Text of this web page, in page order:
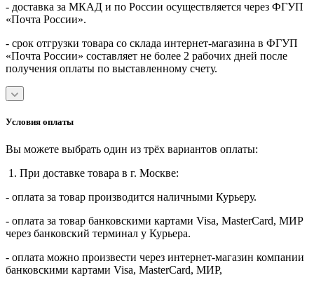
- доставка за МКАД и по России осуществляется через ФГУП
«Почта России».
- срок отгрузки товара со склада интернет-магазина в ФГУП
«Почта России» составляет не более 2 рабочих дней после
получения оплаты по выставленному счету.
Условия оплаты
Вы можете выбрать один из трёх вариантов оплаты:
1. При доставке товара в г. Москве:
- оплата за товар производится наличными Курьеру.
- оплата за товар банковскими картами Visa, MasterСard, МИР
через банковский терминал у Курьера.
- оплата можно произвести через интернет-магазин компании
банковскими картами Visa, MasterСard, МИР,